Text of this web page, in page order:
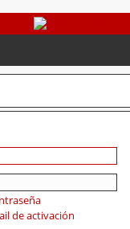
de activación